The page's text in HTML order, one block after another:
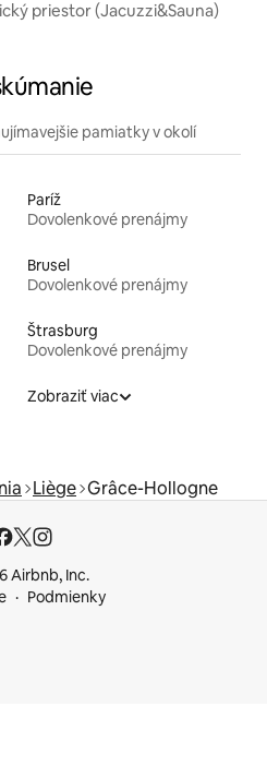
priestor (Jacuzzi&Sauna)
pamiatky v okolí
Paríž
Dovolenkové prenájmy
Brusel
Dovolenkové prenájmy
Štrasburg
Dovolenkové prenájmy
Zobraziť viac
Liège Grâce-Hollogne
Airbnb, Inc.
Podmienky